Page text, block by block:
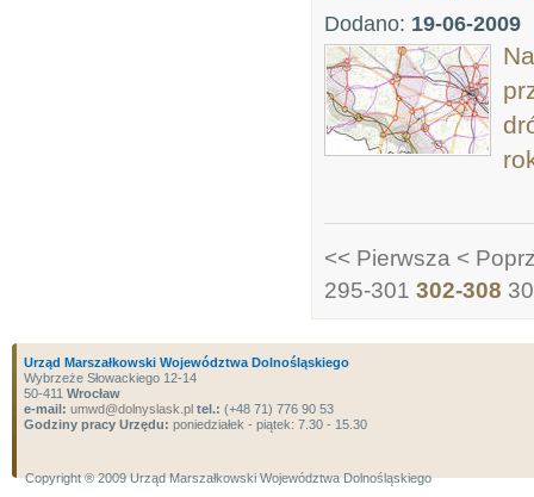
Dodano: 19-06-2009
<< Pierwsza <
295-301 302-308
Urząd Marszałkowski Województwa Dolnośląskiego
Wybrzeże Słowackiego 12-14
50-411 Wrocław
e-mail: umwd@dolnyslask.pl tel.: (+48 71) 776 90 53
Godziny pracy Urzędu: poniedziałek - piątek: 7.30 - 15.30
Copyright ® 2009 Urząd Marszałkowski Województwa Dolnośląskiego